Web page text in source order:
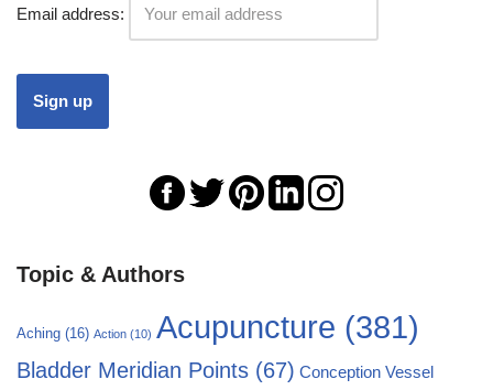
Email address:
Topic & Authors
Aching (16) Action (10) Acupuncture (381)
Bladder Meridian Points (67) Conception Vessel